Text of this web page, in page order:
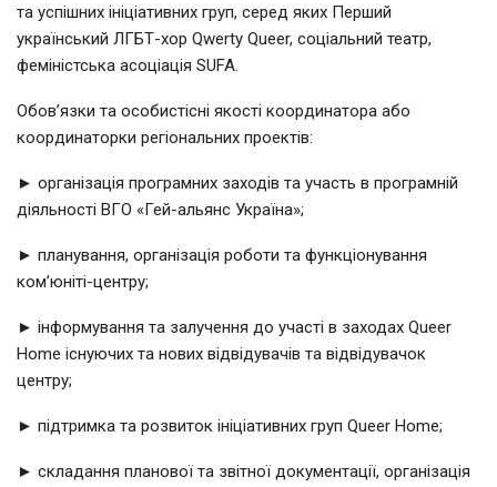
та успішних ініціативних груп, серед яких Перший
український ЛГБТ-хор Qwerty Queer, соціальний театр,
феміністська асоціація SUFA.
Обов’язки та особистісні якості координатора або
координаторки регіональних проектів:
► організація програмних заходів та участь в програмній
діяльності ВГО «Гей-альянс Україна»;
► планування, організація роботи та функціонування
ком’юніті-центру;
► інформування та залучення до участі в заходах Queer
Home існуючих та нових відвідувачів та відвідувачок
центру;
► підтримка та розвиток ініціативних груп Queer Home;
► складання планової та звітної документації, організація